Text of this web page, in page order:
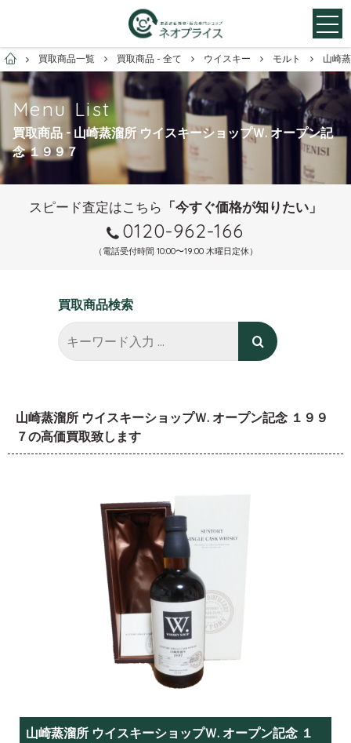
お酒買取専門店ネオプライス
買取商品一覧 買取商品 - 全て ウイスキー モルト 山崎
Menu List
買取商品 - 山崎蒸溜所 ウイスキーショップＷ. オープン記
念 １９９７
スピード査定はこちら 「今すぐ価格が知りたい」
0120-962-166
（電話受付時間 10:00〜19:00 木曜日定休）
買取商品検索
山崎蒸溜所 ウイスキーショップＷ. オープン記念 １９９
７の高価買取致します
山崎蒸溜所 ウイスキーショップＷ. オープン記念 １